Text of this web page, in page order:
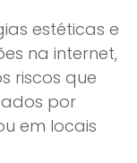
estéticas e
na internet,
riscos que
por
em locais